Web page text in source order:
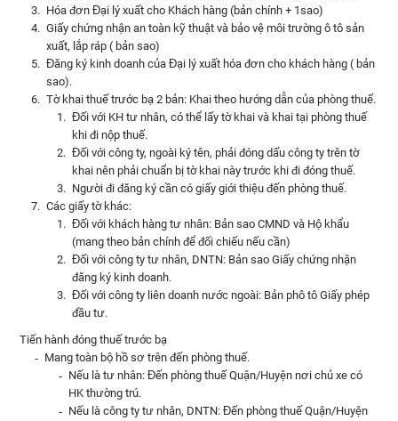
Hóa đơn Đại lý xuất cho Khách hàng (bản chính + 1sao)
Giấy chứng nhận an toàn kỹ thuật và bảo vệ môi trường ô tô sản
xuất, lắp ráp ( bản sao)
Đăng ký kinh doanh của Đại lý xuất hóa đơn cho khách hàng ( bản
sao).
Tờ khai thuế trước bạ 2 bản: Khai theo hướng dẫn của phòng thuế.
Đối với KH tư nhân, có thể lấy tờ khai và khai tại phòng thuế
khi đi nộp thuế.
Đối với công ty, ngoài ký tên, phải đóng dấu công ty trên tờ
khai nên phải chuẩn bị tờ khai này trước khi đi đóng thuế.
Người đi đăng ký cần có giấy giới thiệu đến phòng thuế.
Các giấy tờ khác:
Đối với khách hàng tư nhân: Bản sao CMND và Hộ khẩu
(mang theo bản chính để đối chiếu nếu cần)
Đối với công ty tư nhân, DNTN: Bản sao Giấy chứng nhận
đăng ký kinh doanh.
Đối với công ty liên doanh nước ngoài: Bản phô tô Giấy phép
đầu tư.
Tiến hành đóng thuế trước bạ
Mang toàn bộ hồ sơ trên đến phòng thuế.
Nếu là tư nhân: Đến phòng thuế Quận/Huyện nơi chủ xe có
HK thường trú.
Nếu là công ty tư nhân, DNTN: Đến phòng thuế Quận/Huyện